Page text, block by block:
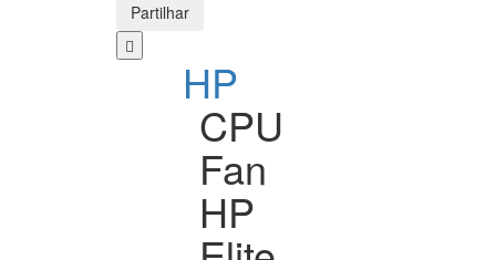
Partilhar
HP
CPU
Fan
HP